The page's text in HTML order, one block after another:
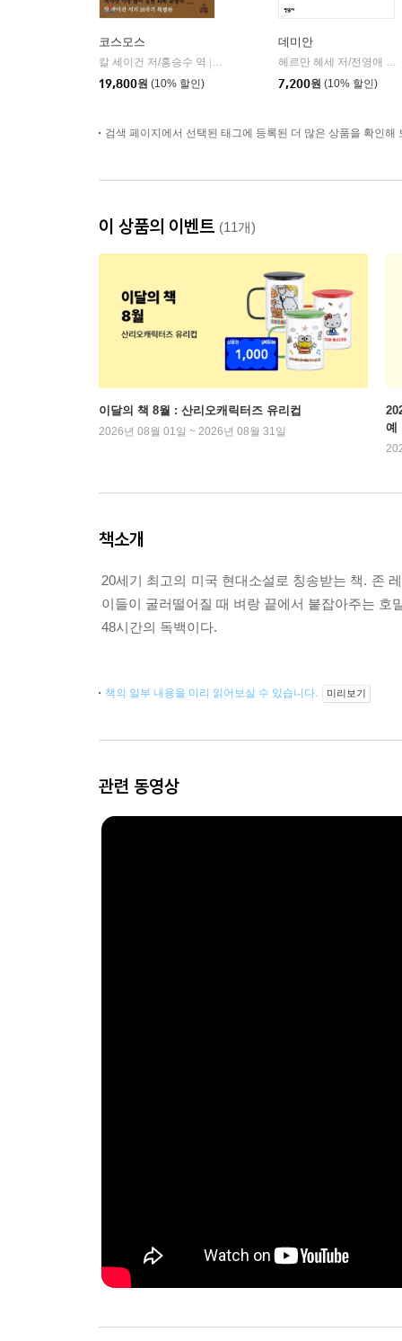
코스모스
칼 세이건 저/홍승수 역
사이언스북스
19,800원 (10% 할인)
데미안
헤르만 헤세 저/전영애 역
7,200원 (10% 할인)
검색 페이지에서 선택된 태그에 등록된 더 많은 상품을 확인해
이 상품의 이벤트 (11개)
이달의 책 8월 : 산리오캐릭터즈 유리컵
2026년 08월 01일 ~ 2026년 08월 31일
예
책소개
20세기 최고의 미국 현대소설로 칭송받는 책. 존
이들이 굴러떨어질 때 벼랑 끝에서 붙잡아주는
48시간의 독백이다.
책의 일부 내용을 미리 읽어보실 수 있습니다. 미리보기
관련 동영상